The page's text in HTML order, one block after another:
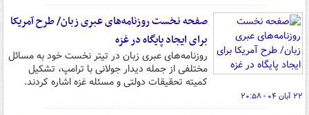
صفحه نخست روزنامه‌های عبری زبان/ طرح آمریکا
برای ایجاد پایگاه در غزه
روزنامه‌های عبری زبان در تیتر نخست خود به مسائل
مختلفی از جمله دیدار جولانی با ترامپ، تشکیل
کمیته تحقیقات دولتی و مسئله غزه اشاره کردند.
۲۲ آبان ۰۴ - ۲۰:۵۸